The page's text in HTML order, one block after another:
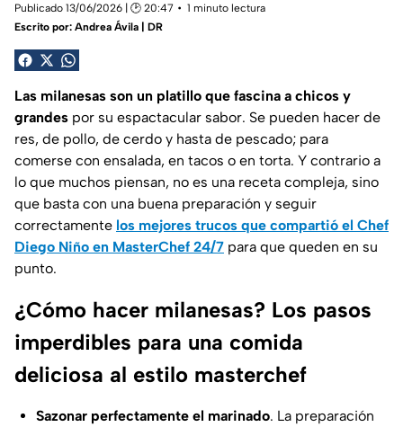
Publicado 13/06/2026 | 🕑 20:47
1 minuto lectura
Escrito por: Andrea Ávila | DR
Las milanesas son un platillo que fascina a chicos y
grandes por su espactacular sabor. Se pueden hacer de
res, de pollo, de cerdo y hasta de pescado; para
comerse con ensalada, en tacos o en torta. Y contrario a
lo que muchos piensan, no es una receta compleja, sino
que basta con una buena preparación y seguir
correctamente los mejores trucos que compartió el Chef
Diego Niño en MasterChef 24/7 para que queden en su
punto.
¿Cómo hacer milanesas? Los pasos
imperdibles para una comida
deliciosa al estilo masterchef
Sazonar perfectamente el marinado. La preparación